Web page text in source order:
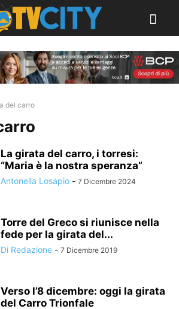
del carro
La girata del carro, i torresi:
“Maria è la nostra speranza”
Antonella Losapio - 7 Dicembre 2024
Torre del Greco si riunisce nella
fede per la girata del...
Di Redazione - 7 Dicembre 2019
Verso l’8 dicembre: oggi la girata
del Carro Trionfale